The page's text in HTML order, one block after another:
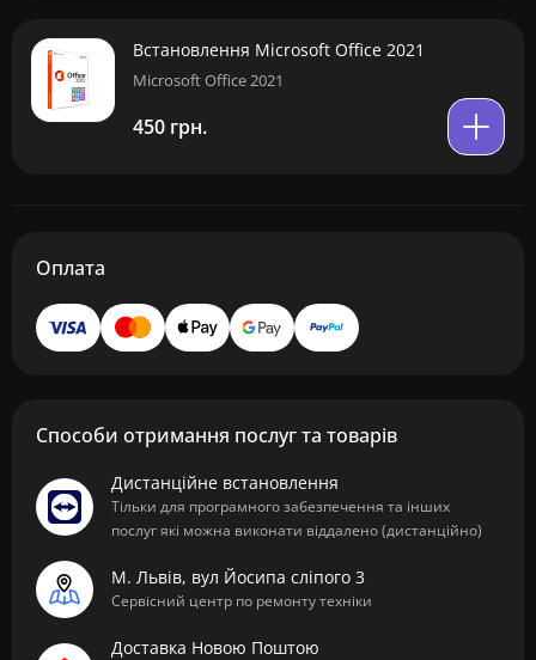
Встановлення Microsoft Office 2021
Microsoft Office 2021
450 грн.
Оплата
Способи отримання послуг та товарів
Дистанційне встановлення
Тільки для програмного забезпечення та інших
послуг які можна виконати віддалено (дистанційно)
М. Львів, вул Йосипа сліпого 3
Сервісний центр по ремонту техніки
Доставка Новою Поштою